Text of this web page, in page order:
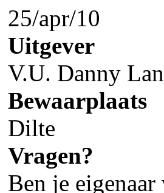
25/apr/10
Uitgever
V.U. Danny
Bewaarplaats
Dilte
Vragen?
Ben je